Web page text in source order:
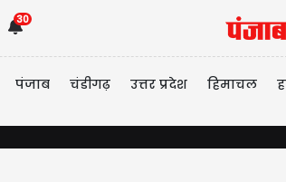
30
पंजाब चंडीगढ़ उत्तर प्रदेश हिमाचल